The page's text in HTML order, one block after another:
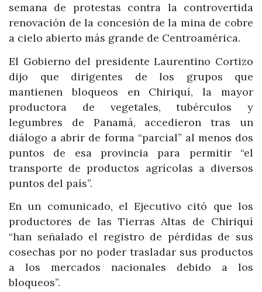
semana de protestas contra la controvertida
renovación de la concesión de la mina de cobre
a cielo abierto más grande de Centroamérica.
El Gobierno del presidente Laurentino Cortizo
dijo que dirigentes de los grupos que
mantienen bloqueos en Chiriquí, la mayor
productora de vegetales, tubérculos y
legumbres de Panamá, accedieron tras un
diálogo a abrir de forma “parcial” al menos dos
puntos de esa provincia para permitir “el
transporte de productos agrícolas a diversos
puntos del país”.
En un comunicado, el Ejecutivo citó que los
productores de las Tierras Altas de Chiriquí
“han señalado el registro de pérdidas de sus
cosechas por no poder trasladar sus productos
a los mercados nacionales debido a los
bloqueos”.